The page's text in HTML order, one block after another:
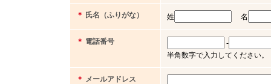
＊ 氏名（ふりがな） 姓 名
＊ 電話番号
-
半角数字で入力してください
＊ メールアドレス